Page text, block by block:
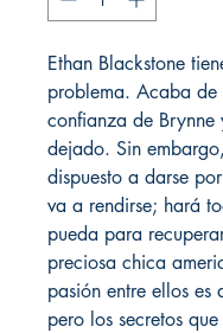
Ethan Blackstone
problema. Acaba de
confianza de
dejado. Sin
dispuesto a darse
va a rendirse; hará
pueda para
preciosa chica
pasión entre ellos es
pero los secretos